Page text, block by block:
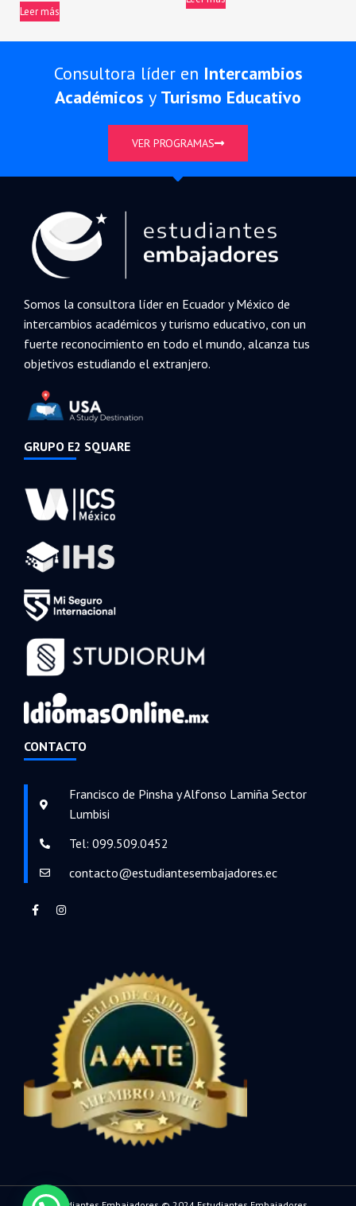
Leer más
Consultora líder en Intercambios
Académicos y Turismo Educativo
VER PROGRAMAS
Somos la consultora líder en Ecuador y México de
intercambios académicos y turismo educativo, con un
fuerte reconocimiento en todo el mundo, alcanza tus
objetivos estudiando el extranjero.
GRUPO E2 SQUARE
CONTACTO
Francisco de Pinsha y Alfonso Lamiña Sector
Lumbisi
Tel: 099.509.0452
contacto@estudiantesembajadores.ec